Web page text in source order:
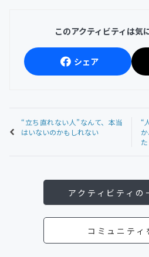
このアクティビティは気
シェア
“立ち直れない人”なんて、本当
はいないのかもしれない
“
た
アクティビティの
コミュニティ